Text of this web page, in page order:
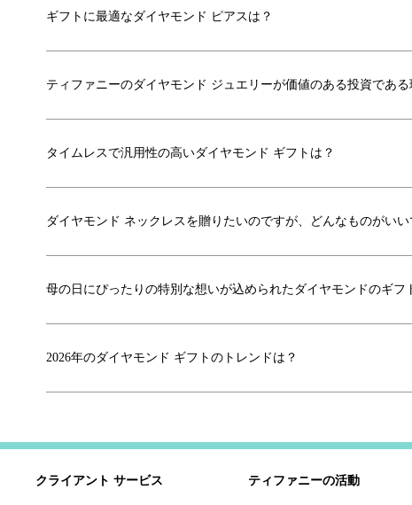
ギフトに最適なダイヤモンド ピアスは？
ティファニーのダイヤモンド ジュエリーが価値のある投資である
タイムレスで汎用性の高いダイヤモンド ギフトは？
ダイヤモンド ネックレスを贈りたいのですが、どんなものがいい
母の日にぴったりの特別な想いが込められたダイヤモンドのギフ
2026年のダイヤモンド ギフトのトレンドは？
クライアント サービス ティファニーの活動